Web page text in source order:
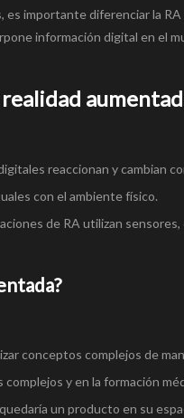
importante diferenciar la RA
información digital en el
reaccionan y cambian
con el ambiente físico.
de RA utilizan
conceptos complejos de
y en la formación
un producto en su